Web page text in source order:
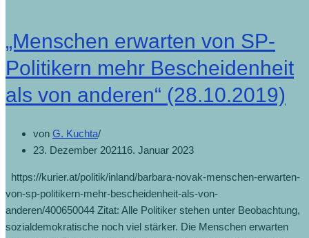
„Menschen erwarten von SP-
Politikern mehr Bescheidenheit
als von anderen“ (28.10.2019)
von G. Kuchta
23. Dezember 202116. Januar 2023
https://kurier.at/politik/inland/barbara-novak-menschen-erwarten-
von-sp-politikern-mehr-bescheidenheit-als-von-
anderen/400650044 Zitat: Alle Politiker stehen unter Beobachtung,
sozialdemokratische noch viel stärker. Die Menschen erwarten